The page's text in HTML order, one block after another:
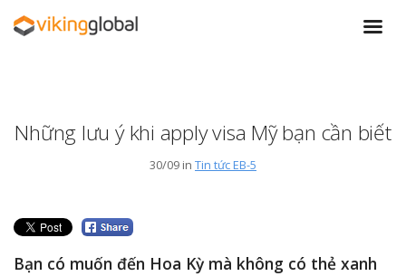
Những lưu ý khi apply visa Mỹ bạn cần biết
30/09 in Tin tức EB-5
Bạn có muốn đến Hoa Kỳ mà không có thẻ xanh